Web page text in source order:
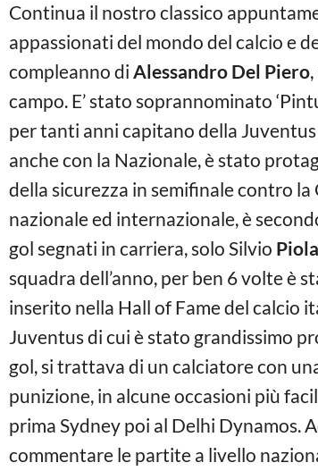
Continua il nostro classico
appassionati del mondo del calcio e
compleanno di Alessandro Del Piero
campo. E’ stato soprannominato
per tanti anni capitano della
anche con la Nazionale, è stato
della sicurezza in semifinale contro
nazionale ed internazionale, è
gol segnati in carriera, solo Silvio Piola
squadra dell’anno, per ben 6 volte è
inserito nella Hall of Fame del calcio
Juventus di cui è stato grandissimo
gol, si trattava di un calciatore con
punizione, in alcune occasioni più
prima Sydney poi al Delhi Dynamos.
commentare le partite a livello